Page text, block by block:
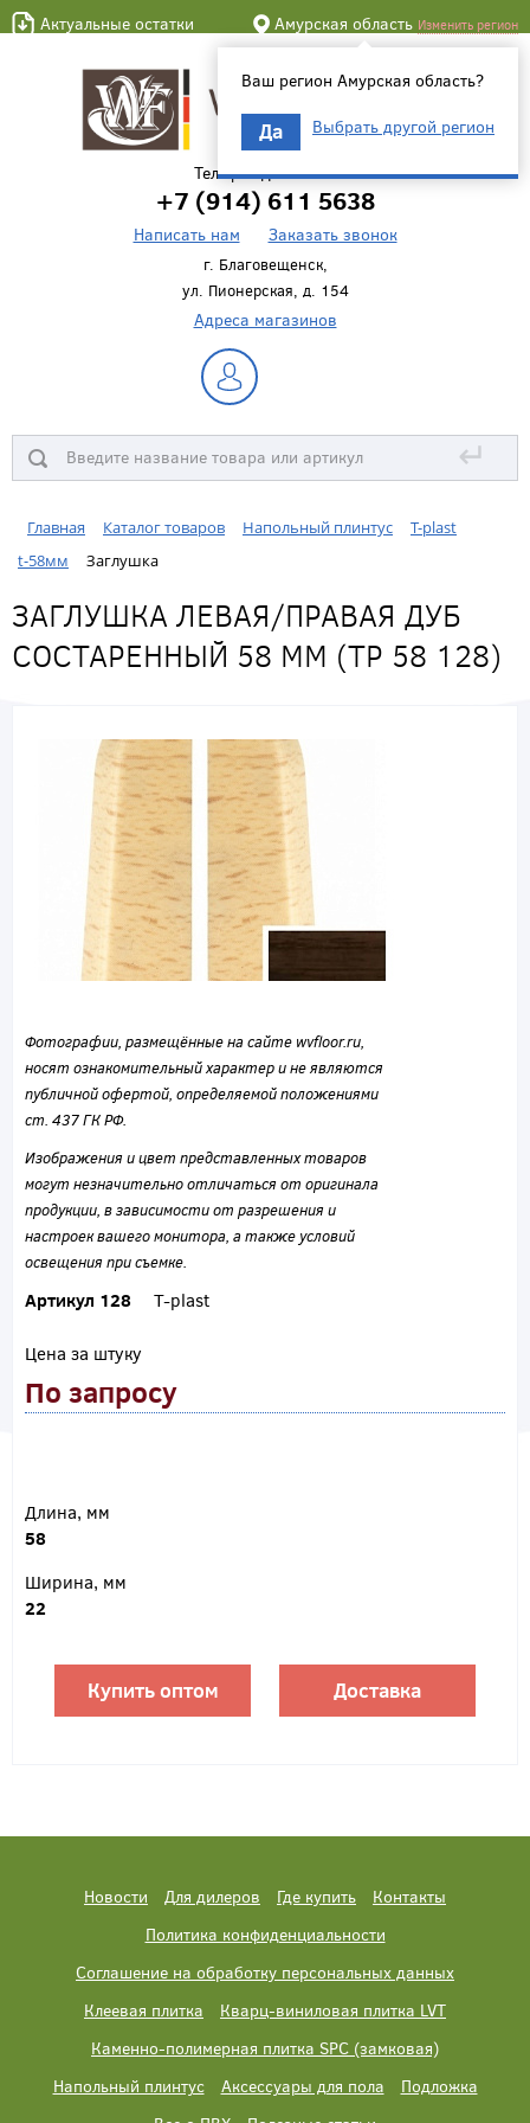
Актуальные остатки Амурская область Изменить регион
Ваш регион Амурская область?
Да Выбрать другой регион
Телефон для связи
+7 (914) 611 5638
Написать нам Заказать звонок
г. Благовещенск,
ул. Пионерская, д. 154
Адреса магазинов
↵
Главная Каталог товаров Напольный плинтус
T-plast
t-58мм
Заглушка
ЗАГЛУШКА ЛЕВАЯ/ПРАВАЯ ДУБ
СОСТАРЕННЫЙ 58 ММ (ТР 58 128)
Фотографии, размещённые на сайте wvfloor.ru,
носят ознакомительный характер и не являются
публичной офертой, определяемой положениями
ст. 437 ГК РФ.
Изображения и цвет представленных товаров
могут незначительно отличаться от оригинала
продукции, в зависимости от разрешения и
настроек вашего монитора, а также условий
освещения при съемке.
Артикул 128 T-plast
Цена за штуку
По запросу
Длина, мм
58
Ширина, мм
22
Купить оптом Доставка
Новости Для дилеров Где купить
Контакты
Политика конфиденциальности
Соглашение на обработку персональных данных
Клеевая плитка
Кварц-виниловая плитка LVT
Каменно-полимерная плитка SPC (замковая)
Напольный плинтус
Аксессуары для пола
Подложка